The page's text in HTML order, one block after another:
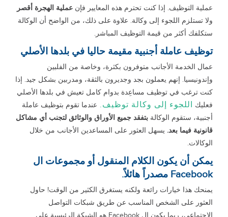
عملية التوظيف. إذا كنت تحترم هذه المعايير فإن عملية الهجرة أقصر
ولا تستلزم اللجوء إلى وكالة. علاوة على ذلك، من الواضح أن الوكالة
ستكلفك أكثر من قيمة التوظيف المباشر.
توظيف عاملة أجنبية مقيمة حاليا في بلدها الأصلي
عمال الخدمة الأجانب متوفرون بكثرة، وخاصة من الفلبين
وإندونيسيا. إنهم يعملون بجد وجديرون بالثقة، ومدربين بشكل جيد. إذا
كنت ترغب في توظيف مساعِدة بدوام كامل تعيش في بلدها الأصلي
فعليك اللجوء إلى وكالة توظيف. عندما تقوم بتوظيف عاملة
أجنبية، ستقوم الوكالة بتفقد جميع الأوراق والوثائق لتجنب أي مشاكل
قانونية فيما بعد. يسهل العثور على المساعدين الأجانب من خلال
الوكالات.
يمكن أن يكون الكلام المنقول أو مجموعات ال
Facebook مصدراً هائلاً.
يمنحك هذا خيارات رائعة ولكنه يستغرق الكثير من الوقت! حاول
العثور على الشخص المناسب عن طريق شبكات التواصل